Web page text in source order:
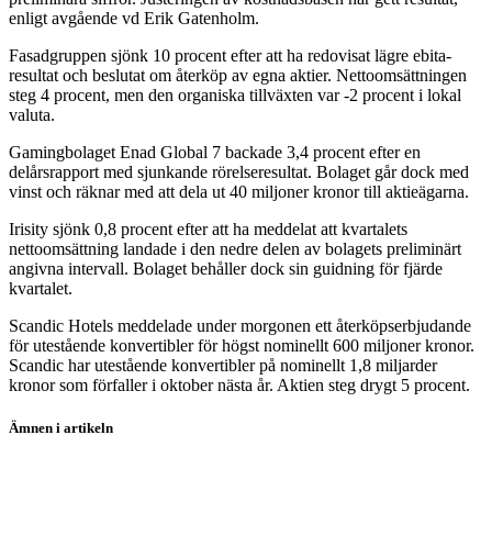
enligt avgående vd Erik Gatenholm.
Fasadgruppen sjönk 10 procent efter att ha redovisat lägre ebita-
resultat och beslutat om återköp av egna aktier. Nettoomsättningen
steg 4 procent, men den organiska tillväxten var -2 procent i lokal
valuta.
Gamingbolaget Enad Global 7 backade 3,4 procent efter en
delårsrapport med sjunkande rörelseresultat. Bolaget går dock med
vinst och räknar med att dela ut 40 miljoner kronor till aktieägarna.
Irisity sjönk 0,8 procent efter att ha meddelat att kvartalets
nettoomsättning landade i den nedre delen av bolagets preliminärt
angivna intervall. Bolaget behåller dock sin guidning för fjärde
kvartalet.
Scandic Hotels meddelade under morgonen ett återköpserbjudande
för utestående konvertibler för högst nominellt 600 miljoner kronor.
Scandic har utestående konvertibler på nominellt 1,8 miljarder
kronor som förfaller i oktober nästa år. Aktien steg drygt 5 procent.
Ämnen i artikeln